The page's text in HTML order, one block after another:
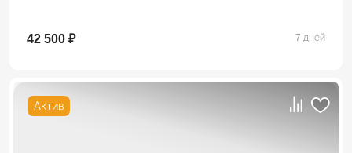
42 500 ₽ 7 дней
Актив